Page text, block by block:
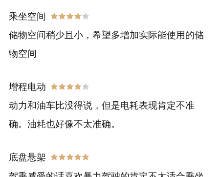
乘坐空间
储物空间稍少且小，希望多增加实际能使用的储
物空间
增程电动
动力和油车比没得说，但是电耗表现肯定不准
确。油耗也好像不太准确。
底盘悬架